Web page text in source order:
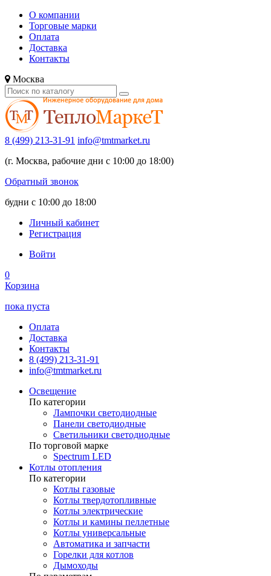
О компании
Торговые марки
Оплата
Доставка
Контакты
Москва
8 (499) 213-31-91 info@tmtmarket.ru
(г. Москва, рабочие дни с 10:00 до 18:00)
Обратный звонок
будни с 10:00 до 18:00
Личный кабинет
Регистрация
Войти
0
Корзина
пока пуста
Оплата
Доставка
Контакты
8 (499) 213-31-91
info@tmtmarket.ru
Освещение
По категории
Лампочки светодиодные
Панели светодиодные
Светильники светодиодные
По торговой марке
Spectrum LED
Котлы отопления
По категории
Котлы газовые
Котлы твердотопливные
Котлы электрические
Котлы и камины пеллетные
Котлы универсальные
Автоматика и запчасти
Горелки для котлов
Дымоходы